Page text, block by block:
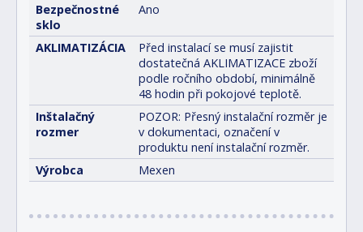
Bezpečnostné
sklo
Ano
AKLIMATIZÁCIA
Před instalací se musí zajistit
dostatečná AKLIMATIZACE zboží
podle ročního období, minimálně
48 hodin při pokojové teplotě.
Inštalačný
rozmer
POZOR: Přesný instalační rozměr je
v dokumentaci, označení v
produktu není instalační rozměr.
Výrobca
Mexen